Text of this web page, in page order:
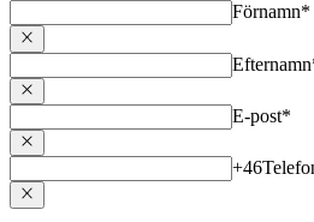
Förnamn*
Efternamn
E-post*
+46